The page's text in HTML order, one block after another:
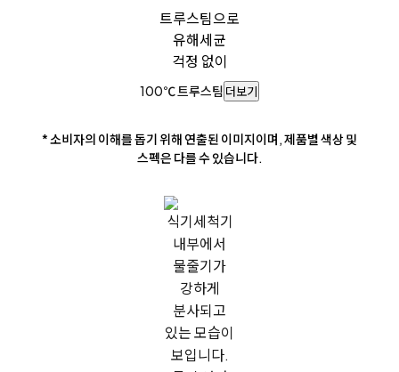
트루스팀으로
유해세균
걱정 없이
100℃ 트루스팀 더보기
* 소비자의 이해를 돕기 위해 연출된 이미지이며, 제품별 색상 및
스펙은 다를 수 있습니다.